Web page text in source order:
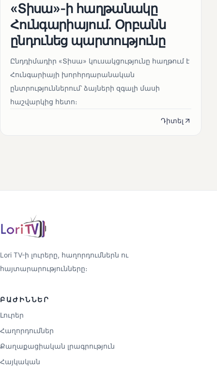
«Տիսա»-ի հաղթանակը
Հունգարիայում․ Օրբանն
ընդունեց պարտությունը
Ընդդիմադիր «Տիսա» կուսակցությունը հաղթում է
Հունգարիայի խորհրդարանական
ընտրություններում՝ ձայների զգալի մասի
հաշվարկից հետո։
Դիտել
Lori TV-ի լուրերը, հաղորդումներն ու
հայտարարությունները։
ԲԱԺԻՆՆԵՐ
Լուրեր
Հաղորդումներ
Քաղաքացիական լրագրություն
Հայկական